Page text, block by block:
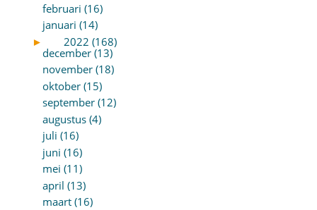
februari (16)
januari (14)
►
2022 (168)
december (13)
november (18)
oktober (15)
september (12)
augustus (4)
juli (16)
juni (16)
mei (11)
april (13)
maart (16)